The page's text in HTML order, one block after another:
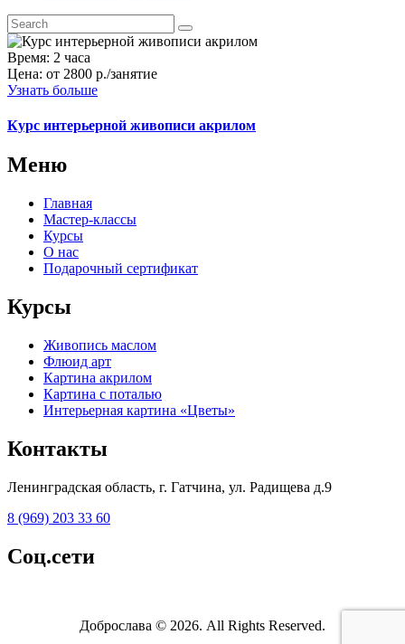
Время: 2 часа
Цена: от 2800 р./занятие
Узнать больше
Курс интерьерной живописи акрилом
Меню
Главная
Мастер-классы
Курсы
О нас
Подарочный сертификат
Курсы
Живопись маслом
Флюид арт
Картина акрилом
Картина с поталью
Интерьерная картина «Цветы»
Контакты
Ленинградская область, г. Гатчина, ул. Радищева д.9
8 (969) 203 33 60
Соц.сети
Доброслава © 2026. All Rights Reserved.